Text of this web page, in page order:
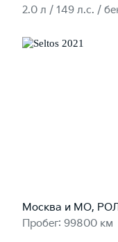
2.0 л / 149 л.c. /
Москва и МО,
Пробег: 99800 км